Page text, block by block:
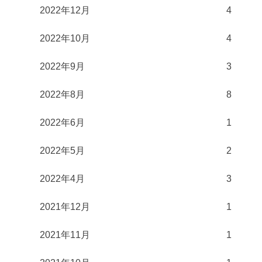
2022年12月 4
2022年10月 4
2022年9月 3
2022年8月 8
2022年6月 1
2022年5月 2
2022年4月 3
2021年12月 1
2021年11月 1